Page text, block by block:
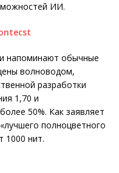
ИИ.
и напоминают обычные
волноводом,
разработки
1,70 и
50%. Как заявляет
полноцветного
1000 нит.